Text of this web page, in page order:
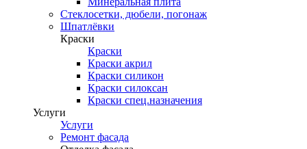
Стеклосетки, дюбели, погонаж
Шпатлёвки
Краски
Краски
Краски акрил
Краски силикон
Краски силоксан
Краски спец.назначения
Услуги
Услуги
Ремонт фасада